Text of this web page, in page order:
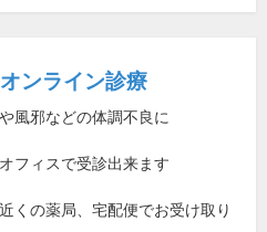
オンライン診療
風邪などの体調不良に
フィスで受診出来ます
くの薬局、宅配便でお受け取り